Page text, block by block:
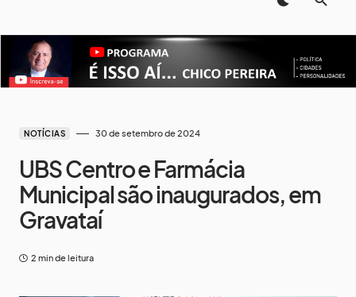
NOTÍCIAS 30 de setembro de 2024
UBS Centro e Farmácia
Municipal são inaugurados, em
Gravataí
2 min de leitura